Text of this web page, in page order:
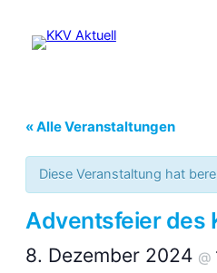
« Alle Veranstaltungen
Diese Veranstaltung hat
Adventsfeier des
8. Dezember 2024 @